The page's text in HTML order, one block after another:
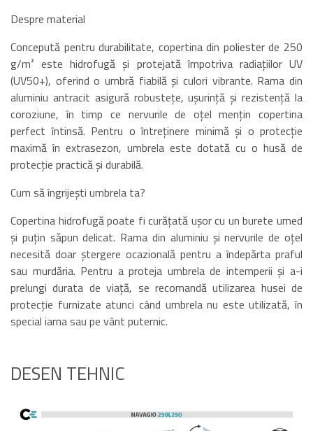
Despre material
Concepută pentru durabilitate, copertina din poliester de 250
g/m² este hidrofugă și protejată împotriva radiațiilor UV
(UV50+), oferind o umbră fiabilă și culori vibrante. Rama din
aluminiu antracit asigură robustețe, ușurință și rezistență la
coroziune, în timp ce nervurile de oțel mențin copertina
perfect întinsă. Pentru o întreținere minimă și o protecție
maximă în extrasezon, umbrela este dotată cu o husă de
protecție practică și durabilă.
Cum să îngrijești umbrela ta?
Copertina hidrofugă poate fi curățată ușor cu un burete umed
și puțin săpun delicat. Rama din aluminiu și nervurile de oțel
necesită doar ștergere ocazională pentru a îndepărta praful
sau murdăria. Pentru a proteja umbrela de intemperii și a-i
prelungi durata de viață, se recomandă utilizarea husei de
protecție furnizate atunci când umbrela nu este utilizată, în
special iarna sau pe vânt puternic.
DESEN TEHNIC